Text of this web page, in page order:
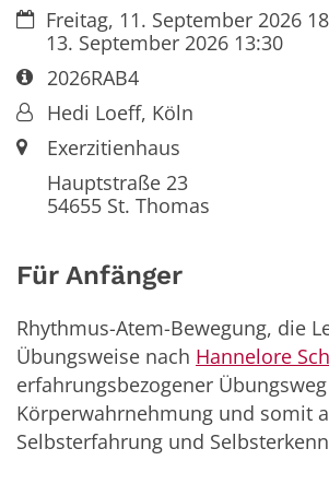
Datum:
Freitag, 11. September 2026
13. September 2026 13:30
Art bzw. Nummer:
2026RAB4
Von:Hedi Loeff, Köln
Ort:Exerzitienhaus
Hauptstraße 23
54655St. Thomas
Für Anfänger
Rhythmus-Atem-Bewegung, die
Übungsweise nach Hannelore
erfahrungsbezogener
Körperwahrnehmung und somit
Selbsterfahrung und